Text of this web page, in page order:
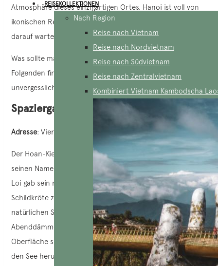
REISEKOLLEKTIONEN
Nach Region
Reise nach Vietnam
Reise nach Nordvietnam
Reise nach Südvietnam
Reise nach Zentralvietnam
Kombiniert Vietnam Kambodscha
Atmosphäre dieses einzigartigen Ortes. Hanoi ist voll von
ikonischen Reisezielen und hat einzigartige Werte, die nur
darauf warten, entdeckt zu werden.
Was sollte man also bei einem Besuch in Hanoi tun? Im
Folgenden finden Sie unsere Vorschläge, die Ihnen ein
unvergessliches Erlebnis garantieren.
Spaziergang um den Hoan-Kiem-See
Adresse: Viertel Hang Trong, Bezirk Hoan Kiem, Hanoi
Der Hoan-Kiem-See, auch bekannt als Guom-See, hat
seinen Namen von einer faszinierenden Legende: König Le
Loi gab sein magisches Schwert an eine göttliche
Schildkröte zurück. Der See zieht aufgrund seiner
natürlichen Schönheit viele Touristen an. In der
Abenddämmerung, wenn sich die Sonne auf seiner
Oberfläche spiegelt, ist dies der perfekte Zeitpunkt, um um
den See herum zu spazieren und die wunderschöne